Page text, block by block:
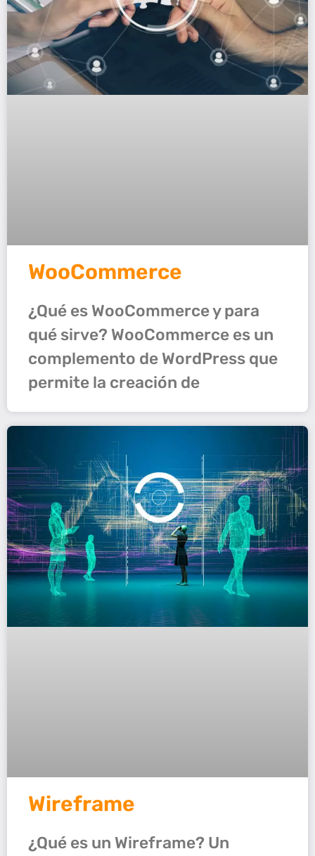
WooCommerce
¿Qué es WooCommerce y para
qué sirve? WooCommerce es un
complemento de WordPress que
permite la creación de
Wireframe
¿Qué es un Wireframe? Un